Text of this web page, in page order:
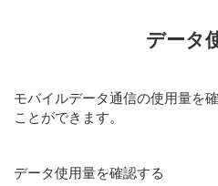
データ
モバイルデータ通信の使用量を
ことができます。
データ使用量を確認する